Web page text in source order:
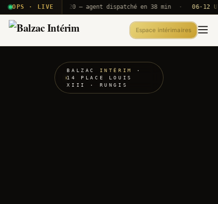
OPS · LIVE
T2E · B71 Push A320 — agent dispatché en 38 min · 06·12 UTC
Espace intérimaires
BALZAC INTÉRIM
·
14 PLACE LOUIS
XIII · RUNGIS